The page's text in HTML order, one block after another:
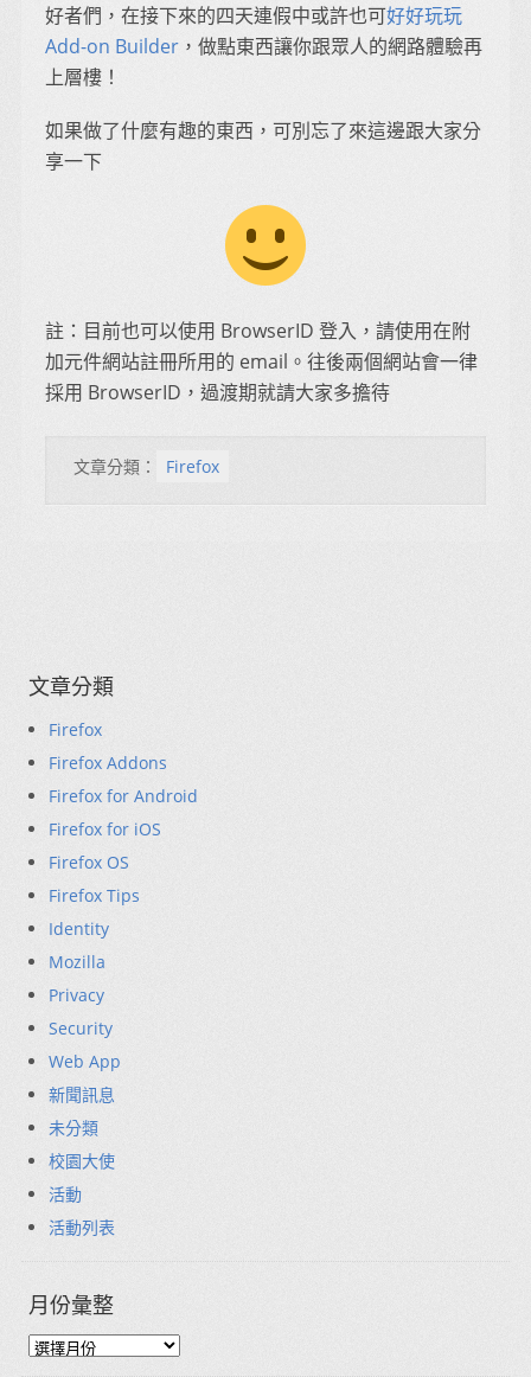
好者們，在接下來的四天連假中或許也可好好玩玩
Add-on Builder ，做點東西讓你跟眾人的網路體驗再
上層樓！
如果做了什麼有趣的東西，可別忘了來這邊跟大家分
享一下
註：目前也可以使用 BrowserID 登入，請使用在附
加元件網站註冊所用的 email。往後兩個網站會一律
採用 BrowserID，過渡期就請大家多擔待
文章分類： Firefox
文章分類
Firefox
Firefox Addons
Firefox for Android
Firefox for iOS
Firefox OS
Firefox Tips
Identity
Mozilla
Privacy
Security
Web App
新聞訊息
未分類
校園大使
活動
活動列表
月份彙整